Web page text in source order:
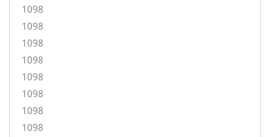
1098
1098
1098
1098
1098
1098
1098
1098